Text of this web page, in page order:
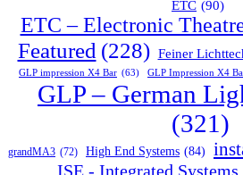
ETC (90)
ETC – Electronic
Featured (228) Feiner
GLP impression X4 Bar (63) GLP Impression X4
GLP – German
(321)
grandMA3 (72) High End Systems (84)
ISE - Integrated Systems